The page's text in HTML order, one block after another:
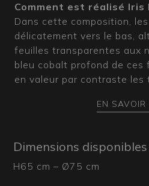
Comment est réalisé Iris
Dans cette composition,
délicatement vers le bas,
feuilles transparentes aux
bleu cobalt profond de ces
en valeur par contraste les
Chaque élément d’Iris
confère profondeur et
pétale.
EN SAVOIR
Dimensions disponibles
H65 cm – Ø75 cm